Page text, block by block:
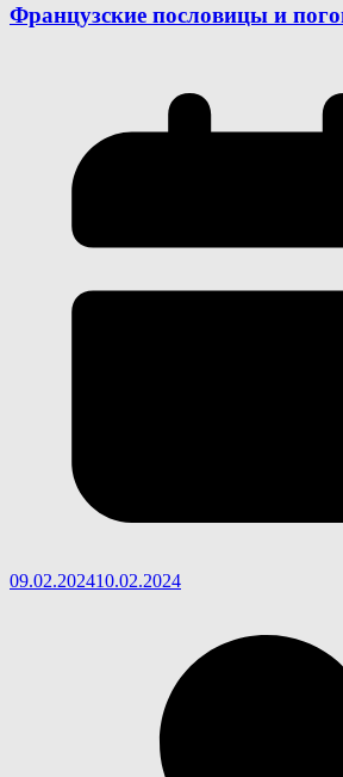
Французские пословицы и
09.02.202410.02.2024